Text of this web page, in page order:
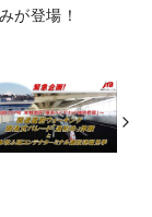
が登場！